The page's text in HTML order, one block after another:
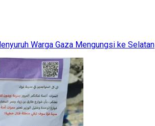
Warga Gaza Mengungsi ke Selatan